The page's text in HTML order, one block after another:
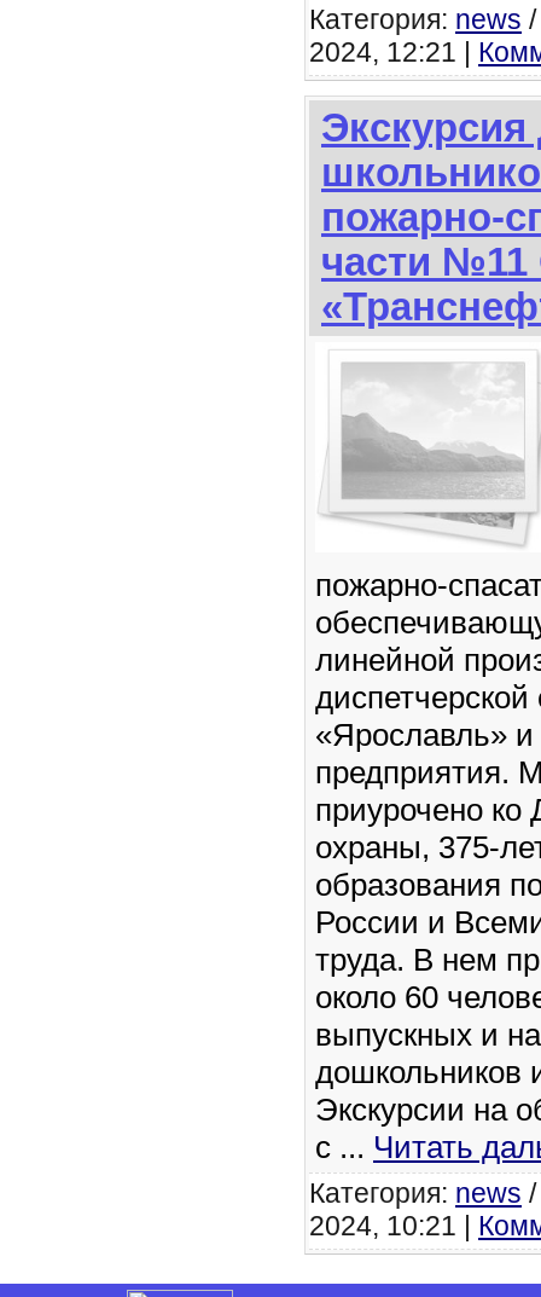
Категория: news
2024, 12:21 |
Экскурсия
пожарно-
части
пожарно-
линейной
диспетчерской
«Ярославль» и
предприятия.
приурочено
охраны, 375-
образования
России и
труда. В нем
около 60
выпускных и
дошкольников
Экскурсии на
с ... Читать
Категория: news
2024, 10:21 |